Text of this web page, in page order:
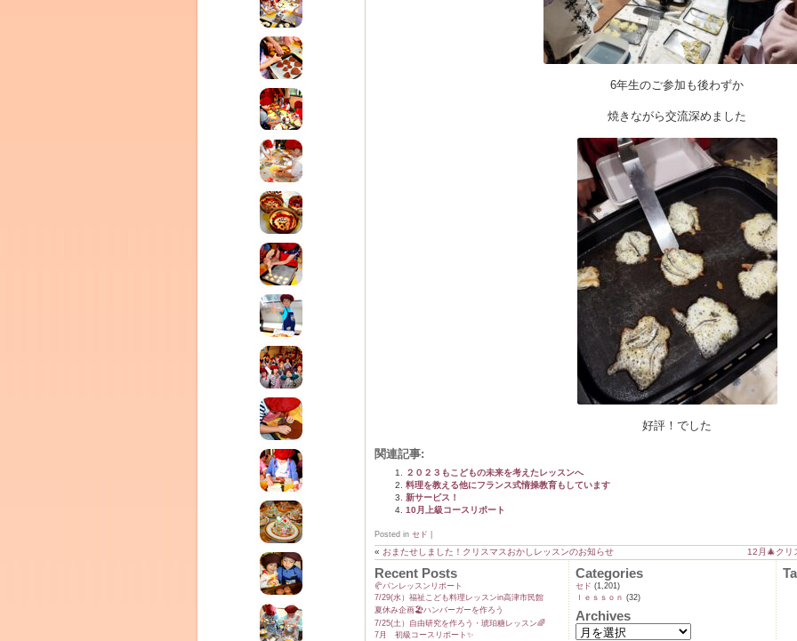
6年生のご参加も後わずか
焼きながら交流深めました
好評！でした
関連記事:
２０２３もこどもの未来を考えたレッスンへ
料理を教える他にフランス式情操教育もしています
新サービス！
10月上級コースリポート
Posted in セド
« おまたせしました！クリスマスおかしレッスンのお知らせ 12月🎄クリ
Recent Posts
🥐パンレッスンリポート
7/29(水）福祉こども料理レッスンin高津市民館
夏休み企画🏖️ハンバーガーを作ろう
7/25(土）自由研究を作ろう・琥珀糖レッスン🌈
7月 初級コースリポート✨️
Categories
セド (1,201)
ｌｅｓｓｏｎ (32)
Archives